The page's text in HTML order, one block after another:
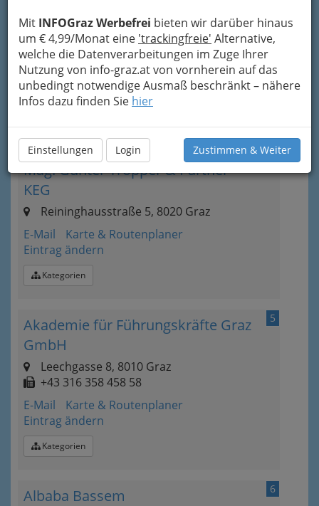
Mit INFOGraz Werbefrei bieten wir darüber hinaus
um € 4,99/Monat eine 'trackingfreie' Alternative,
welche die Datenverarbeitungen im Zuge Ihrer
Nutzung von info-graz.at von vornherein auf das
unbedingt notwendige Ausmaß beschränkt – nähere
Infos dazu finden Sie hier
Einstellungen Login Zustimmen & Weiter
+43 316 904 949
+43 676 898 482 108
E-Mail
Karte & Routenplaner
Eintrag ändern
Kategorien
4
Advirtual Unternehmensberatung-
Mag. Gunter Tropper & Partner
KEG
Reininghausstraße 5, 8020 Graz
E-Mail
Karte & Routenplaner
Eintrag ändern
Kategorien
5
Akademie für Führungskräfte Graz
GmbH
Leechgasse 8, 8010 Graz
+43 316 358 458 58
E-Mail
Karte & Routenplaner
Eintrag ändern
Kategorien
6
Albaba Bassem